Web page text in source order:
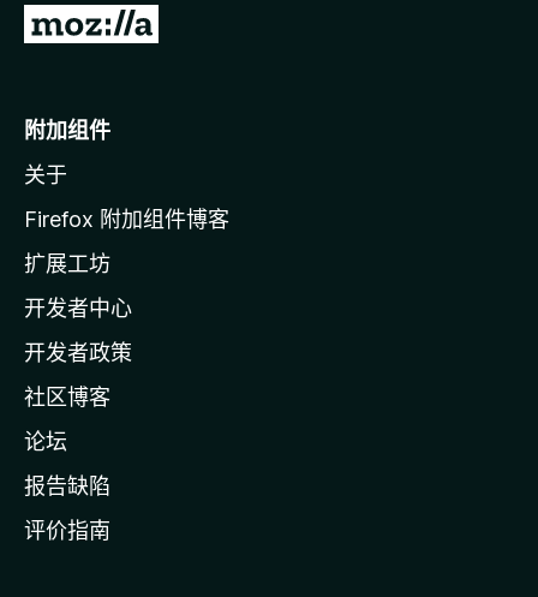
转
o
i
l
a
主
页
附加组件
关于
Firefox 附加组件博客
扩展工坊
开发者中心
开发者政策
社区博客
论坛
报告缺陷
评价指南